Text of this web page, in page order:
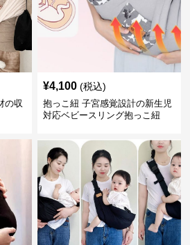
の収
¥4,100 (税込)
抱っこ紐 子宮感覚設計の新生児
対応ベビースリング抱っこ紐